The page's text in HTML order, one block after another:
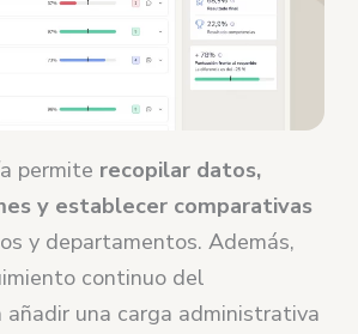
permite recopilar datos,
y establecer comparativas
y departamentos. Además,
continuo del
añadir una carga administrativa